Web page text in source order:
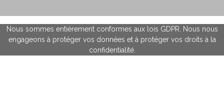
Nous sommes entièrement conformes aux lois GDPR. Nous nous
engageons à protéger vos données et à protéger vos droits à la
confidentialité.